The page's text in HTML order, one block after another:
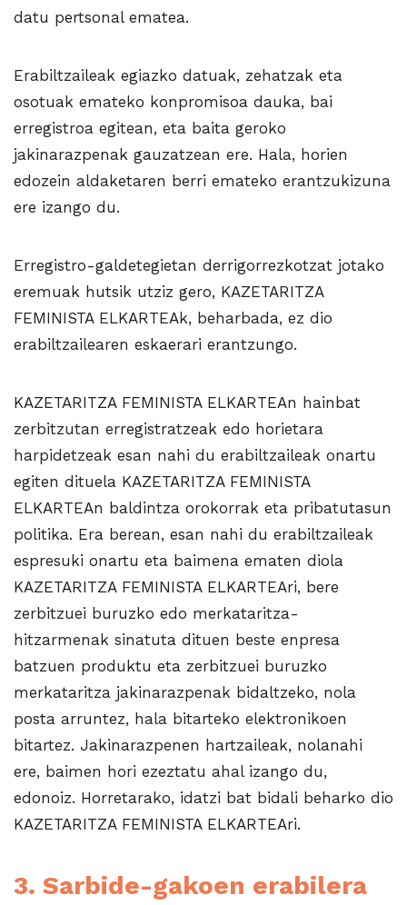
datu pertsonal ematea.
Erabiltzaileak egiazko datuak, zehatzak eta
osotuak emateko konpromisoa dauka, bai
erregistroa egitean, eta baita geroko
jakinarazpenak gauzatzean ere. Hala, horien
edozein aldaketaren berri emateko erantzukizuna
ere izango du.
Erregistro-galdetegietan derrigorrezkotzat jotako
eremuak hutsik utziz gero, KAZETARITZA
FEMINISTA ELKARTEAk, beharbada, ez dio
erabiltzailearen eskaerari erantzungo.
KAZETARITZA FEMINISTA ELKARTEAn hainbat
zerbitzutan erregistratzeak edo horietara
harpidetzeak esan nahi du erabiltzaileak onartu
egiten dituela KAZETARITZA FEMINISTA
ELKARTEAn baldintza orokorrak eta pribatutasun
politika. Era berean, esan nahi du erabiltzaileak
espresuki onartu eta baimena ematen diola
KAZETARITZA FEMINISTA ELKARTEAri, bere
zerbitzuei buruzko edo merkataritza-
hitzarmenak sinatuta dituen beste enpresa
batzuen produktu eta zerbitzuei buruzko
merkataritza jakinarazpenak bidaltzeko, nola
posta arruntez, hala bitarteko elektronikoen
bitartez. Jakinarazpenen hartzaileak, nolanahi
ere, baimen hori ezeztatu ahal izango du,
edonoiz. Horretarako, idatzi bat bidali beharko dio
KAZETARITZA FEMINISTA ELKARTEAri.
3. Sarbide-gakoen erabilera